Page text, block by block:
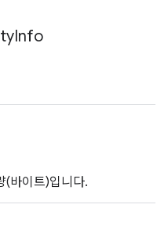
Info
(바이트)입니다.